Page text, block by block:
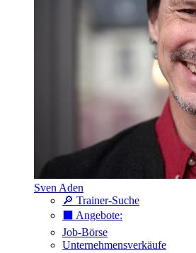
Sven Aden
🔎 Trainer-Suche
⬛️ Angebote:
Job-Börse
Unternehmensverkäufe